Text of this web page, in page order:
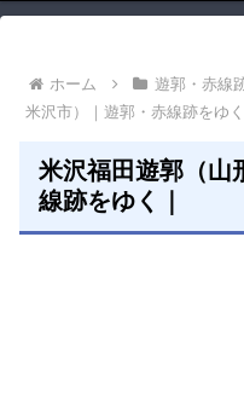
ホーム 遊郭・赤線
米沢市）｜遊郭・赤線跡をゆく
米沢福田遊郭（山
線跡をゆく｜